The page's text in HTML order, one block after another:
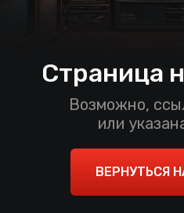
Страница
Возможно,
или
ВЕРНУТЬСЯ